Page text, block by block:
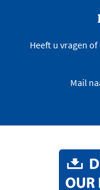
Heeft u vragen
Mail